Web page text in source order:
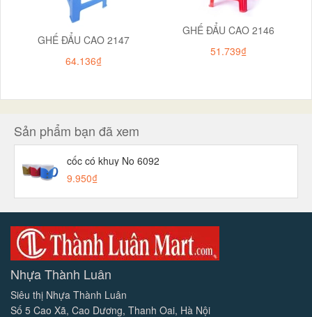
GHẾ ĐẨU CAO 2147
64.136₫
GHẾ ĐẨU CAO 2146
51.739₫
Sản phẩm bạn đã xem
cốc có khuy No 6092
9.950₫
Nhựa Thành Luân
Siêu thị Nhựa Thành Luân
Số 5 Cao Xã, Cao Dương, Thanh Oai, Hà Nội